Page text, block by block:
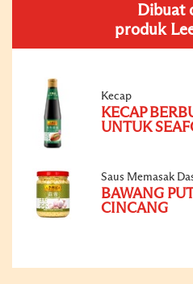
Dibuat
produk
Kecap
KECAP
UNTUK
Saus Memasak
BAWANG
CINCANG